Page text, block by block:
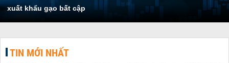
xuất khẩu gạo bất cập
TIN MỚI NHẤT